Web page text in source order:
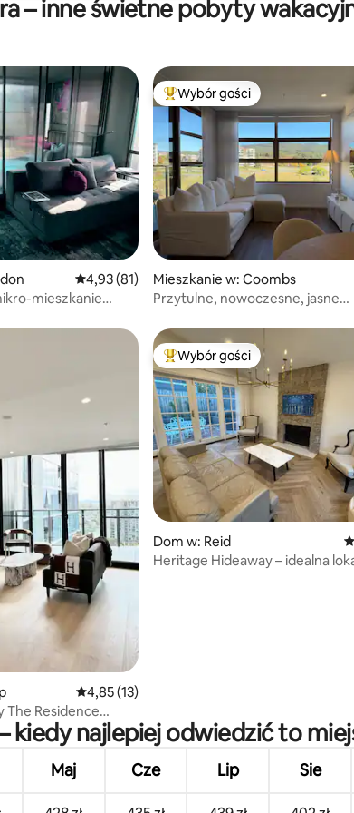
– inne świetne pobyty
9
kategorii Wybór gości
Średnia ocena: 4,93 na 5, liczba recenzji: 81
4,93 (81)
mieszkanie
Najpopularniejsze z kategorii
Wybór gości
Mieszkanie w: Coombs
Przytulne, nowoczesne, jasne
62
Średnia ocena: 4,85 na 5, liczba recenzji: 13
4,85 (13)
Residence
Najpopularniejsze z kategorii
Wybór gości
Dom w: Reid
Heritage Hideaway – idealna
kiedy najlepiej odwiedzić to
Maj Cze Lip Sie